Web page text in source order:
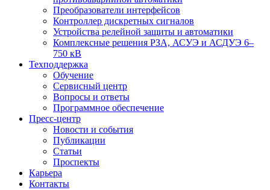
Преобразователи интерфейсов
Контроллер дискретных сигналов
Устройства релейной защиты и автоматики
Комплексные решения РЗА, АСУЭ и АСДУЭ 6–
750 кВ
Техподдержка
Обучение
Сервисный центр
Вопросы и ответы
Программное обеспечение
Пресс-центр
Новости и события
Публикации
Статьи
Проспекты
Карьера
Контакты